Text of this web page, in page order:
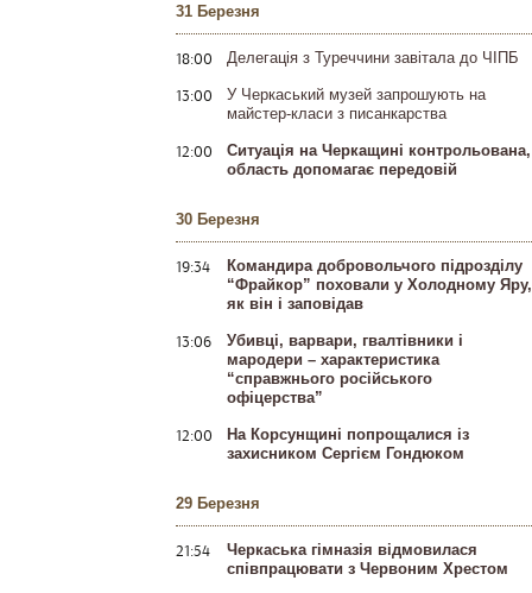
31 Березня
18:00 Делегація з Туреччини завітала до ЧІПБ
13:00
У Черкаський музей запрошують на
майстер-класи з писанкарства
12:00
Ситуація на Черкащині контрольована,
область допомагає передовій
30 Березня
19:34
Командира добровольчого підрозділу
“Фрайкор” поховали у Холодному Яру,
як він і заповідав
13:06
Убивці, варвари, гвалтівники і
мародери – характеристика
“справжнього російського
офіцерства”
12:00
На Корсунщині попрощалися із
захисником Сергієм Гондюком
29 Березня
21:54
Черкаська гімназія відмовилася
співпрацювати з Червоним Хрестом